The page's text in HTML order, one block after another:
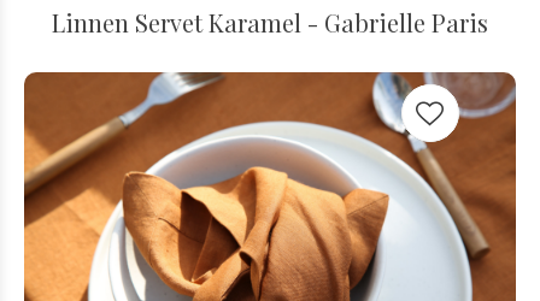
Linnen Servet Karamel - Gabrielle Paris